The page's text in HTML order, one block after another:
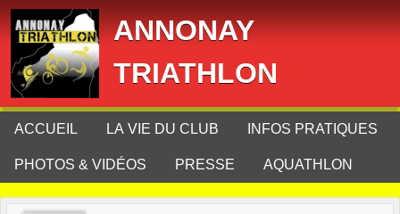
ANNONAY
TRIATHLON
ACCUEIL LA VIE DU CLUB INFOS PRATIQUES
PHOTOS & VIDÉOS PRESSE AQUATHLON
Panneau de gestion des cookies